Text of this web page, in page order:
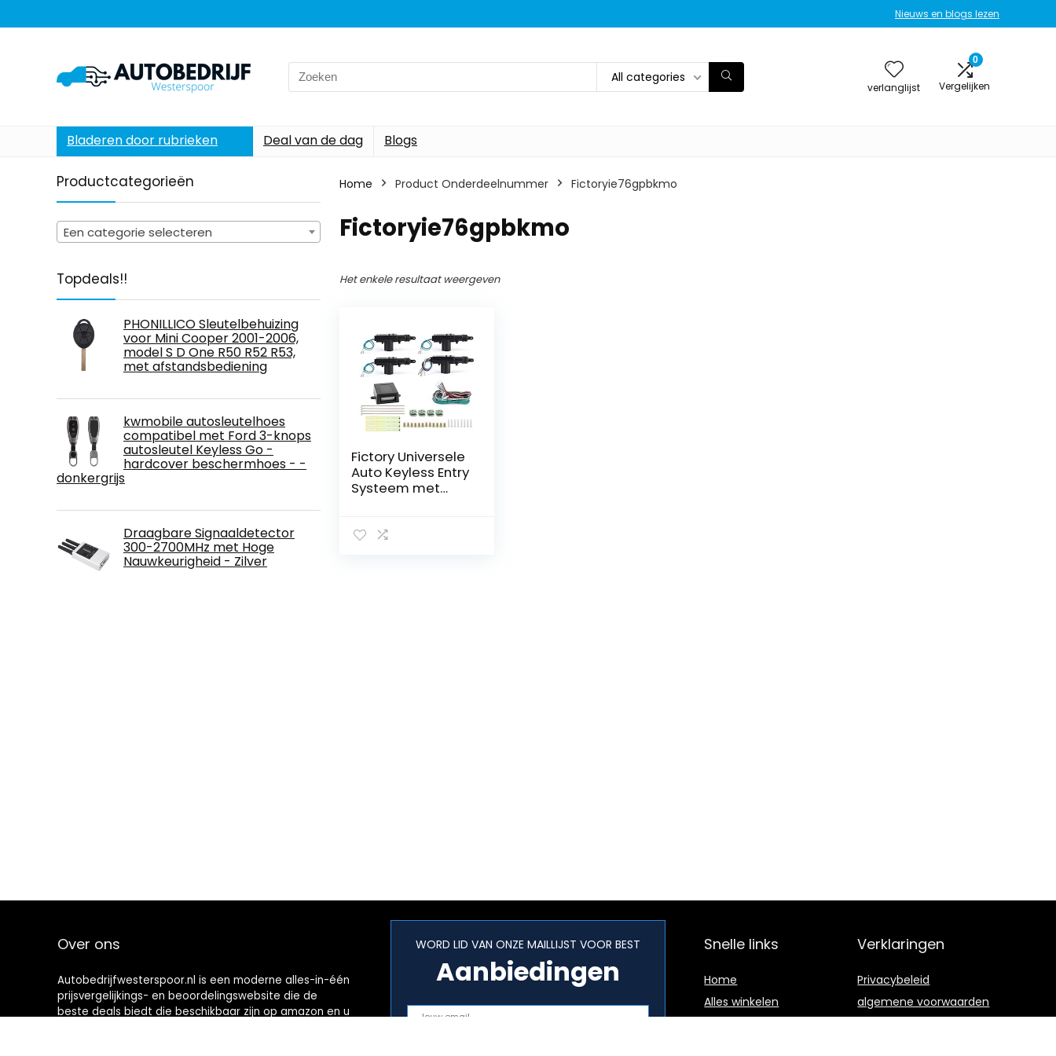
Nieuws en blogs lezen
Search
for:
All categories
verlanglijst
0
Vergelijken
Bladeren door rubrieken Deal van de dag Blogs
Productcategorieën
Een categorie selecteren
Topdeals!!
PHONILLICO Sleutelbehuizing
voor Mini Cooper 2001-2006,
model S D One R50 R52 R53,
met afstandsbediening
kwmobile autosleutelhoes
compatibel met Ford 3-knops
autosleutel Keyless Go -
hardcover beschermhoes - -
donkergrijs
Draagbare Signaaldetector
300-2700MHz met Hoge
Nauwkeurigheid - Zilver
Home Product Onderdeelnummer ‎Fictoryie76gpbkmo
‎Fictoryie76gpbkmo
Het enkele resultaat weergeven
Fictory Universele
Auto Keyless Entry
Systeem met
g
Over ons
Autobedrijfwesterspoor.nl is een moderne alles-in-één
prijsvergelijkings- en beoordelingswebsite die de
beste deals biedt die beschikbaar zijn op amazon en u
WORD LID VAN ONZE MAILLIJST VOOR BEST
Aanbiedingen
Snelle links
Home
Alles winkelen
Verklaringen
Privacybeleid
algemene voorwaarden